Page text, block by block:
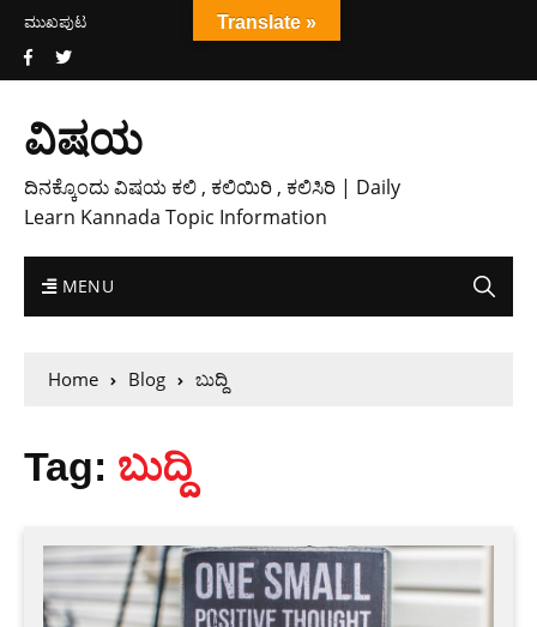
ಮುಖಪುಟ
ವಿಷಯ
ದಿನಕ್ಕೊಂದು ವಿಷಯ ಕಲಿ , ಕಲಿಯಿರಿ , ಕಲಿಸಿರಿ | Daily
Learn Kannada Topic Information
MENU
Home Blog ಬುದ್ದಿ
Tag: ಬುದ್ದಿ
Translate »